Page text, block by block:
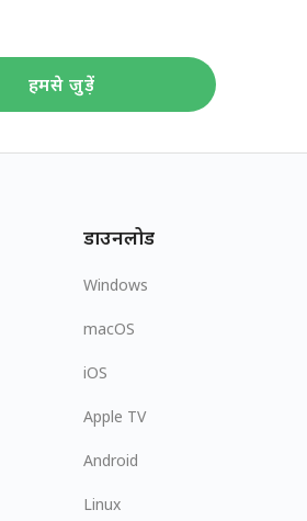
हमसे जुड़ें
डाउनलोड
Windows
macOS
iOS
Apple TV
Android
Linux